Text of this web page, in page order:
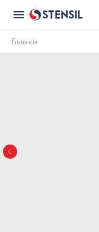
Главная